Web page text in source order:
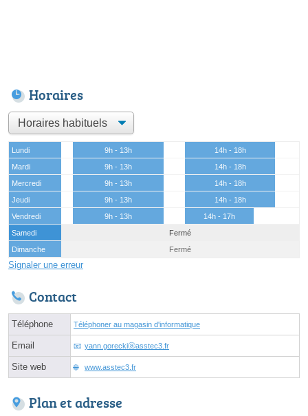
Horaires
Lundi 9h - 13h
14h - 18h
Mardi
9h - 13h
14h - 18h
Mercredi
9h - 13h
14h - 18h
Jeudi
9h - 13h
14h - 18h
Vendredi
9h - 13h
14h - 17h
Samedi
Fermé
Dimanche
Fermé
Signaler une erreur
Contact
Téléphone Téléphoner au magasin d'informatique
Email yann.goreckiⓐasstec3.fr
Site web www.asstec3.fr
Plan et adresse